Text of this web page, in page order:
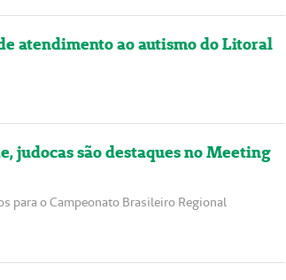
atendimento ao autismo do Litoral
judocas são destaques no Meeting
para o Campeonato Brasileiro Regional